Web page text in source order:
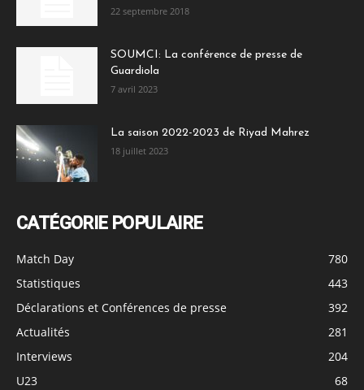
22 septembre 2018
SOUMCI: La conférence de presse de
Guardiola
7 avril 2023
La saison 2022-2023 de Riyad Mahrez
18 juillet 2023
CATÉGORIE POPULAIRE
Match Day
780
Statistiques
443
Déclarations et Conférences de presse
392
Actualités
281
Interviews
204
U23
68